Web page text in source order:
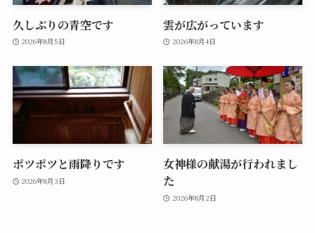
久しぶりの青空です
2026年8月5日
雲が広がっています
2026年8月4日
ポツポツと雨降りです
2026年8月3日
女神様の献湯が行われまし
た
2026年8月2日